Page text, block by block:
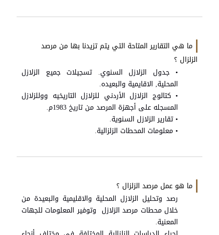
ما هي التقارير المتاحة التي يتم تزيدنا بها من مرصد
الزلزال ؟
• جدول الزلازل السنوي. تسجيلات جميع الزلازل
المحلية, الاقايمية والبعيده.
• كتالوج الزلازل الأردني للزلازل التاريخيه ووللزلازل
المسجله على أجهزة المرصد من تاريخ 1983م.
• تقارير الزلازل السنوية.
• معلومات المحطات الزلزالية.
ما هو عمل مرصد الزلزال ؟
رصد وتحليل الزلازل المحلية والاقليمية والبعيدة من
خلال محطات مرصد الزلازل وتوفير المعلومات للجهات
المعنية.